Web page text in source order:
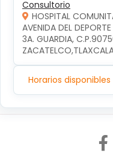
Consultorio
HOSPITAL
AVENIDA DEL
3A. GUARDIA,
Horarios disponibles